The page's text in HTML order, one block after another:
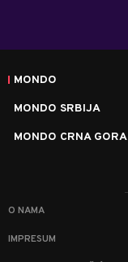
MONDO
MONDO SRBIJA
MONDO CRNA GORA
O NAMA
IMPRESUM